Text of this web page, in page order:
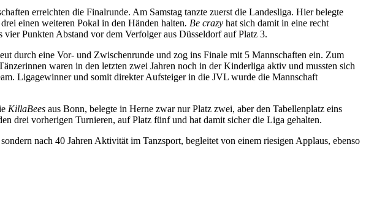
erreichten die Finalrunde. Am Samstag tanzte zuerst die Landesliga. Hier belegte
einen weiteren Pokal in den Händen halten. Be crazy hat sich damit in eine recht
Punkten Abstand vor dem Verfolger aus Düsseldorf auf Platz 3.
durch eine Vor- und Zwischenrunde und zog ins Finale mit 5 Mannschaften ein. Zum
waren in den letzten zwei Jahren noch in der Kinderliga aktiv und mussten sich
Ligagewinner und somit direkter Aufsteiger in die JVL wurde die Mannschaft
KillaBees aus Bonn, belegte in Herne zwar nur Platz zwei, aber den Tabellenplatz eins
drei vorherigen Turnieren, auf Platz fünf und hat damit sicher die Liga gehalten.
nach 40 Jahren Aktivität im Tanzsport, begleitet von einem riesigen Applaus, ebenso